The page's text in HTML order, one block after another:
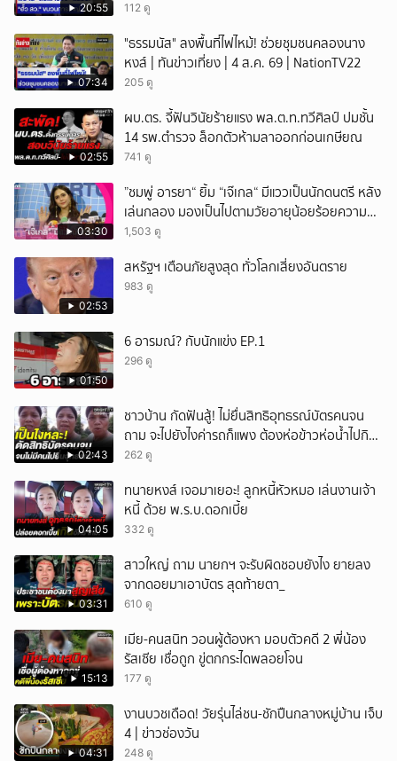
20:55 112 ดู
07:34
"ธรรมนัส" ลงพื้นที่ไฟไหม้! ช่วยชุมชนคลองนาง
หงส์ | ทันข่าวเที่ยง | 4 ส.ค. 69 | NationTV22
205 ดู
02:55
ผบ.ตร. จี้ฟันวินัยร้ายแรง พล.ต.ท.ทวีศิลป์ ปมชั้น
14 รพ.ตำรวจ ล็อกตัวห้ามลาออกก่อนเกษียณ
741 ดู
03:30
”ชมพู่ อารยา“ ยิ้ม “เจ๊เกล“ มีแววเป็นนักดนตรี หลัง
เล่นกลอง มองเป็นไปตามวัยอายุน้อยร้อยความ
สามารถ
1,503 ดู
02:53
สหรัฐฯ เตือนภัยสูงสุด ทั่วโลกเสี่ยงอันตราย
983 ดู
01:50
6 อารมณ์? กับนักแข่ง EP.1
296 ดู
02:43
ชาวบ้าน กัดฟันสู้! ไม่ยื่นสิทธิอุทธรณ์บัตรคนจน
ถาม จะไปยังไงค่ารถก็แพง ต้องห่อข้าวห่อน้ำไปกิน
อีก
262 ดู
04:05
ทนายหงส์ เจอมาเยอะ! ลูกหนี้หัวหมอ เล่นงานเจ้า
หนี้ ด้วย พ.ร.บ.ดอกเบี้ย
332 ดู
03:31
สาวใหญ่ ถาม นายกฯ จะรับผิดชอบยังไง ยายลง
จากดอยมาเอาบัตร สุดท้ายตา_
610 ดู
15:13
เมีย-คนสนิท วอนผู้ต้องหา มอบตัวคดี 2 พี่น้อง
รัสเซีย เชื่อถูก ขู่ตกกระไดพลอยโจน
177 ดู
04:31
งานบวชเดือด! วัยรุ่นไล่ชน-ชักปืนกลางหมู่บ้าน เจ็บ
4 | ข่าวช่องวัน
248 ดู